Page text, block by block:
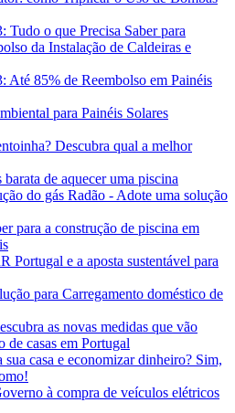
Tudo o que Precisa Saber para
da Instalação de Caldeiras e
Até 85% de Reembolso em Painéis
para Painéis Solares
Descubra qual a melhor
de aquecer uma piscina
do gás Radão - Adote uma solução
para a construção de piscina em
Portugal e a aposta sustentável para
para Carregamento doméstico de
as novas medidas que vão
de casas em Portugal
casa e economizar dinheiro? Sim,
à compra de veículos elétricos